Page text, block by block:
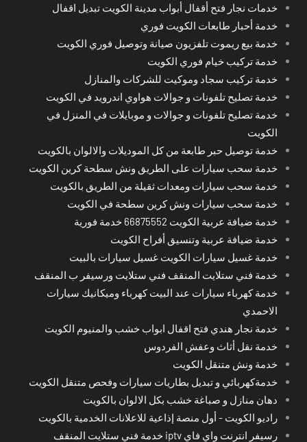
خدمات نجار فتح أقفال أبواب مدينة الكويت تبديل اقفال
خدمة أحبار طابعات الكويت فوري
خدمة بيع ريموت تلفزيون صيانة وتوصيل فوري الكويت
خدمة تركيب خيام فوري الكويت
خدمة تركيب سجاد وموكيت للشركات والمنازل
خدمة تصليح تلفونات و جوالات هواوي اندرويد في الكويت
خدمة تصليح تلفونات و جوالات و موبايلات في المنزل في
الكويت
خدمة توصيل حبر طابعة من كل الموديلات والالوان بالكويت
خدمة سحب سيارات على الطريق ونش سطحة كرين الكويت
خدمة سحب سيارات ومعدات ثقيلة من الطريق بالكويت
خدمة سحب سيارات ونش كرين سطحة في الكويت
خدمة ضيافة عربية الكويت 66875552 خدمة فورية
خدمة ضيافة عربية وتنسيق أفراح الكويت
خدمة غسيل سيارات الكويت غسيل سيارات بالبيت
خدمة فني ستلايت المنقف فني ستلايت ورسيفر ب المنقف
خدمة كهرباء سيارات عند البيت كهرباء وميكانيك سيارات
الاحمدي
خدمة نجار هندي فتح اقفال ابواب خشب والمنيوم الكويت
خدمة نقل أثاث وعفش الفردوس
خدمة ونش متنقل الكويت
خدمةكهربائي و تبديل بطاريات سيارات وفحص متنقل الكويت
دهان منازل و صباغة خشب بكل الالوان بالكويت
راديو الكويت - أول منصة إذاعية للاعلانات الخدمية بالكويت
رسيفر انترنت واي فاي iptv خدمة فني ستلايت المنقف